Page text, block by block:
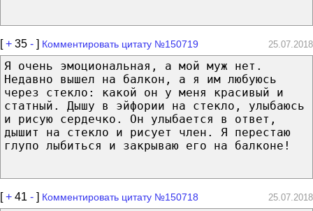
[+ 35 - ] Комментировать цитату №150719 25.07.2018
Я очень эмоциональная, а мой муж нет.
Недавно вышел на балкон, а я им любуюсь
через стекло: какой он у меня красивый и
статный. Дышу в эйфории на стекло, улыбаюсь
и рисую сердечко. Он улыбается в ответ,
дышит на стекло и рисует член. Я перестаю
глупо лыбиться и закрываю его на балконе!
[+ 41 - ] Комментировать цитату №150718 25.07.2018